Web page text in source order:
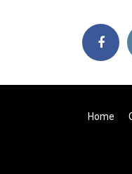
Home